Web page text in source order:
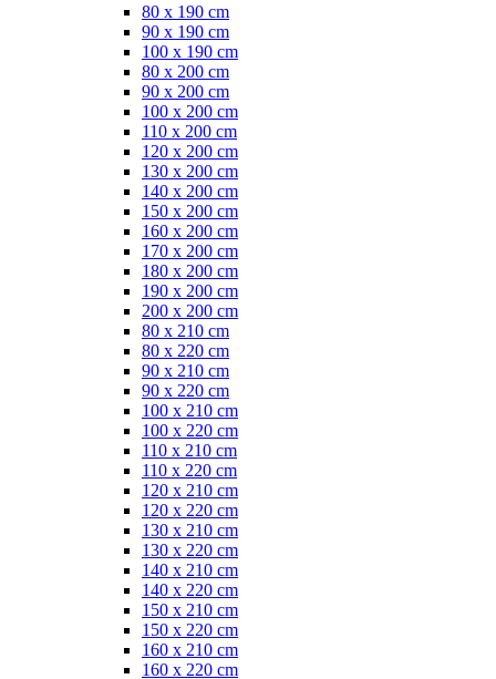
80 x 190 cm
90 x 190 cm
100 x 190 cm
80 x 200 cm
90 x 200 cm
100 x 200 cm
110 x 200 cm
120 x 200 cm
130 x 200 cm
140 x 200 cm
150 x 200 cm
160 x 200 cm
170 x 200 cm
180 x 200 cm
190 x 200 cm
200 x 200 cm
80 x 210 cm
80 x 220 cm
90 x 210 cm
90 x 220 cm
100 x 210 cm
100 x 220 cm
110 x 210 cm
110 x 220 cm
120 x 210 cm
120 x 220 cm
130 x 210 cm
130 x 220 cm
140 x 210 cm
140 x 220 cm
150 x 210 cm
150 x 220 cm
160 x 210 cm
160 x 220 cm